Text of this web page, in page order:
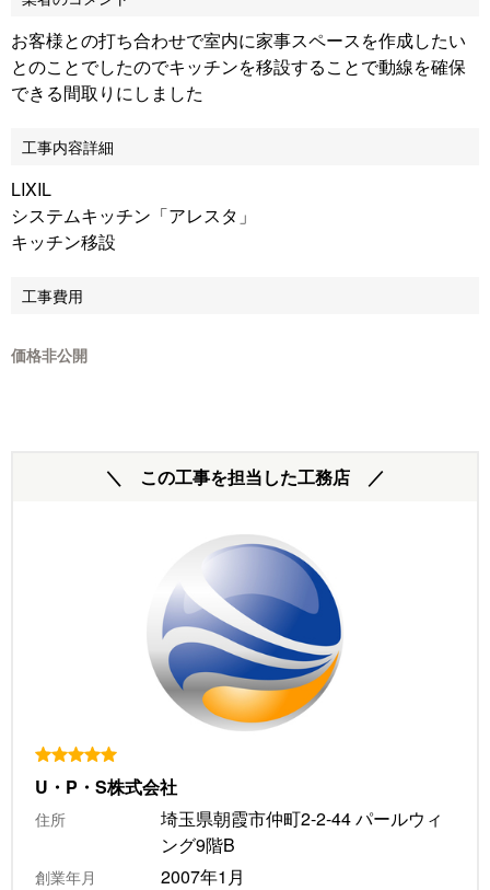
お客様との打ち合わせで室内に家事スペースを作成したい
とのことでしたのでキッチンを移設することで動線を確保
できる間取りにしました
工事内容詳細
LIXIL
システムキッチン「アレスタ」
キッチン移設
工事費用
価格非公開
＼ この工事を担当した工務店 ／
U・P・S株式会社
住所
埼玉県朝霞市仲町2-2-44 パールウィ
ング9階B
創業年月 2007年1月